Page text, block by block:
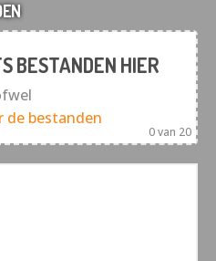
BESTANDEN HIER
de bestanden
0van 20